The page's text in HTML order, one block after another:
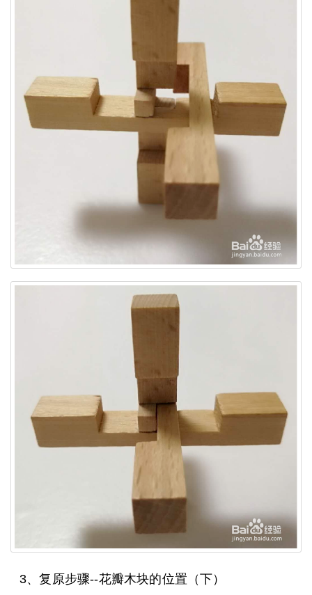
3、复原步骤--花瓣木块的位置（下）